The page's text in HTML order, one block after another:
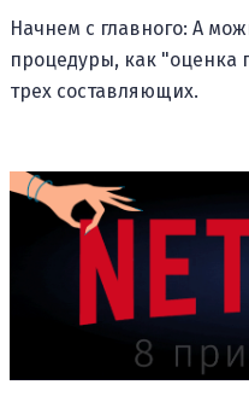
Начнем с главного: А
процедуры, как "оценка
трех составляющих.